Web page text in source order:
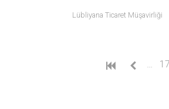
Lübliyana Ticaret Müşavirliği